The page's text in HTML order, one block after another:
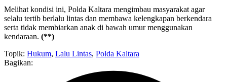
Melihat kondisi ini, Polda Kaltara mengimbau masyarakat agar
selalu tertib berlalu lintas dan membawa kelengkapan berkendara
serta tidak membiarkan anak di bawah umur menggunakan
kendaraan. (**)
Topik: Hukum, Lalu Lintas, Polda Kaltara
Bagikan: